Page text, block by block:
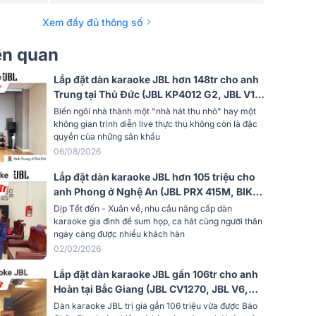
96 dB
8 ohms
Neutrik, 2 x NL4
Gỗ sơn chống trầy
Sub hơi
50cm
loa Bass mặt
500W
Xem đầy đủ thông số
quan
Lắp đặt dàn karaoke JBL hơn 148tr cho anh
Trung tại Thủ Đức (JBL KP4012 G2, JBL V10,
JBL V8, JBL VX9, JBL CV18S, JBL VM300,
TIYN M8...)
Biến ngôi nhà thành một "nhà hát thu nhỏ" hay một
không gian trình diễn live thực thụ không còn là đặc
quyền của những sân khấu
06/08/2026
Lắp đặt dàn karaoke JBL hơn 105 triệu cho
anh Phong ở Nghệ An (JBL PRX 415M, BIK
VM830A, JBL VX9, JBL CV18S, JBL VM300,
Bksound M8,...)
Dịp Tết đến - Xuân về, nhu cầu nâng cấp dàn
karaoke gia đình để sum họp, ca hát cùng người thân
ngày càng được nhiều khách hàn
02/02/2026
Lắp đặt dàn karaoke JBL gần 106tr cho anh
Hoàn tại Bắc Giang (JBL CV1270, JBL V6,
JBL V8, JBL KX180A, JBL CV18S, JBL
Dàn karaoke JBL trị giá gần 106 triệu vừa được Bảo